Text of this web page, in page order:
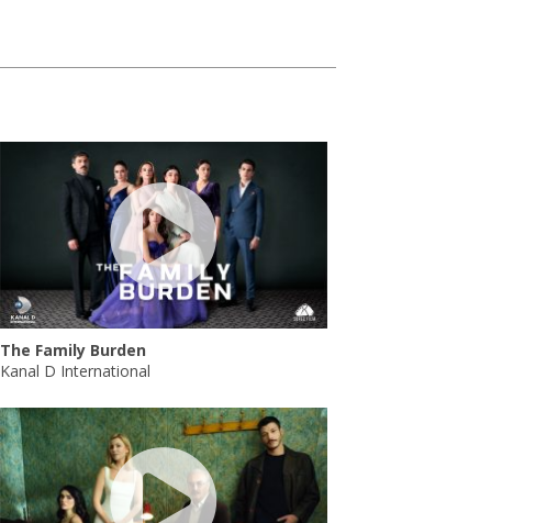
The Family Burden
Kanal D International